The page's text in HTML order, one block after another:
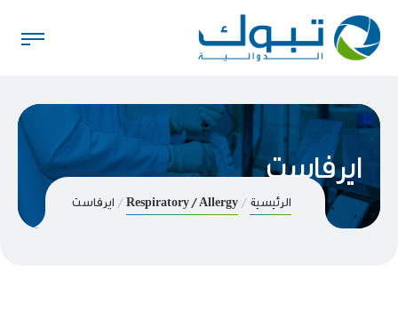
ايرفاست
الرئيسية Respiratory / Allergy ايرفاست